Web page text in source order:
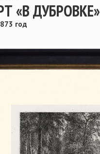
«В ДУБРОВКЕ»
год